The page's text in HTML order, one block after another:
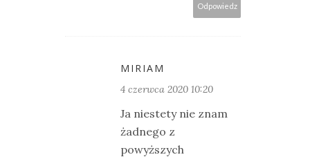
Odpowiedz
MIRIAM
4 czerwca 2020 10:20
Ja niestety nie znam
żadnego z
powyższych